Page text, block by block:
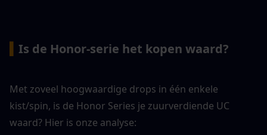
Is de Honor-serie het kopen waard?
Met zoveel hoogwaardige drops in één enkele
kist/spin, is de Honor Series je zuurverdiende UC
waard? Hier is onze analyse: